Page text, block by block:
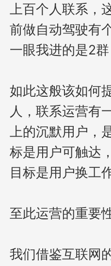
上百个人联系，
前做自动驾驶有
一眼我进的是2
如此这般该如何
人，联系运营有
上的沉默用户
标是用户可触达
目标是用户换工
至此运营的重要
我们借鉴互联网